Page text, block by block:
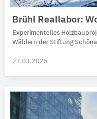
Brühl Reallabor:
Experimentelles
Wäldern der Stiftung
27.03.2025